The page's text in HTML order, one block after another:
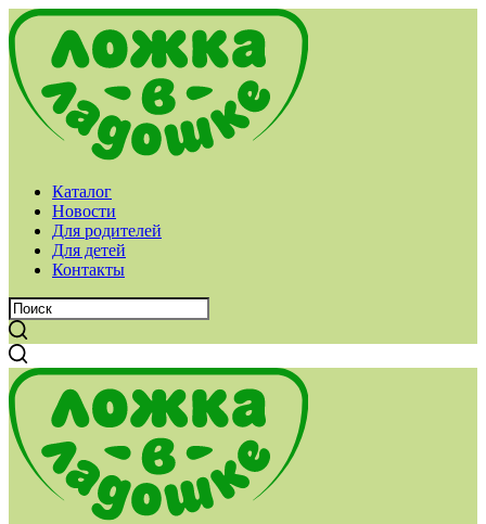
Каталог
Новости
Для родителей
Для детей
Контакты